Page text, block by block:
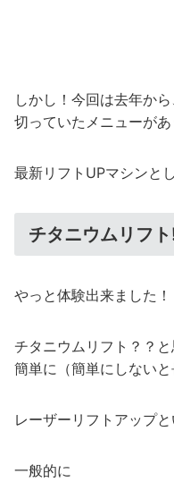
しかし！今回は去年か
切っていたメニューがあ
最新リフトUPマシンと
チタニウムリフ
やっと体験出来ました！
チタニウムリフト？？と
簡単に（簡単にしない
レーザーリフトアップ
一般的に